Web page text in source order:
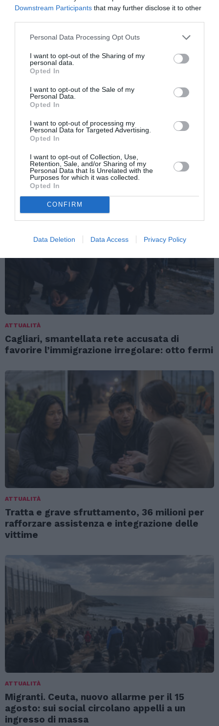
Downstream Participants that may further disclose it to other
Personal Data Processing Opt Outs
I want to opt-out of the Sharing of my
personal data.
Opted In
I want to opt-out of the Sale of my
Personal Data.
Opted In
I want to opt-out of processing my
Personal Data for Targeted Advertising.
Opted In
I want to opt-out of Collection, Use,
Retention, Sale, and/or Sharing of my
Personal Data that Is Unrelated with the
Purposes for which it was collected.
Opted In
CONFIRM
Data Deletion Data Access Privacy Policy
Articolo precedente
Papa: “Rimanere fratelli specie con
immigrati dopo terrorismo”
Inps. Calcolo Isee con famiglie con
componenti affetti di disabilità
TI POTREBBERO INTERESSARE
ANCHE:
ATTUALITÀ
Cagliari, smantellata rete accusata di
favorire l’immigrazione irregolare: otto fermi
ATTUALITÀ
Tratta e grave sfruttamento, 36 milioni per
rafforzare assistenza e integrazione delle
vittime
ATTUALITÀ
Migranti. Ceuta, nuovo allarme per il 15
agosto: sui social circolano appelli a un
ingresso di massa